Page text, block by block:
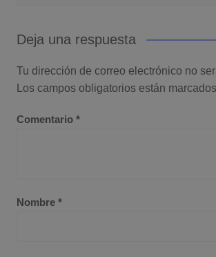
Deja una respuesta
Tu dirección de correo electrónico no
Los campos obligatorios están
Comentario *
Nombre *